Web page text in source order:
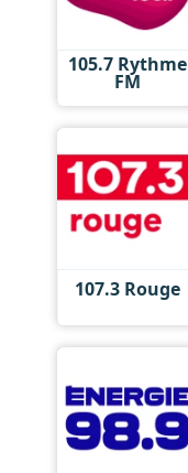
105.7 Rythme
FM
107.3 Rouge